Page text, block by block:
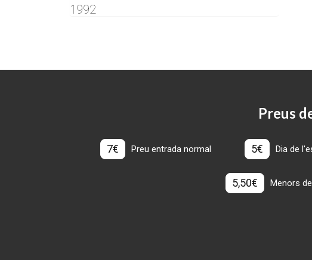
1992
Preus
7€ Preu entrada normal 5€ Dia de
5,50€ Menors